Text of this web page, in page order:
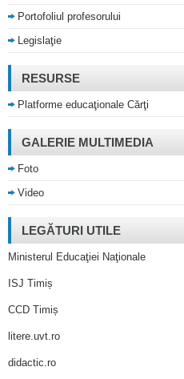
Portofoliul profesorului
Legislaţie
RESURSE
Platforme educaţionale Cărţi
GALERIE MULTIMEDIA
Foto
Video
LEGĂTURI UTILE
Ministerul Educaţiei Naţionale
ISJ Timiș
CCD Timiș
litere.uvt.ro
didactic.ro